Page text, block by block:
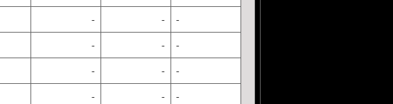
- - -
- - -
- - -
- - -